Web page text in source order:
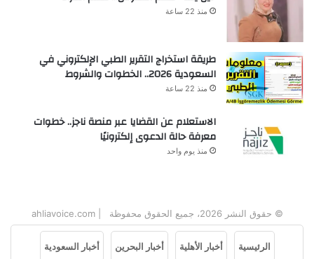
منذ 22 ساعة
طريقة استخراج التقرير الطبي الإلكتروني في
السعودية 2026.. الخطوات والشروط
منذ 22 ساعة
الاستعلام عن القضايا عبر منصة ناجز.. خطوات
معرفة حالة الدعوى إلكترونيًا
منذ يوم واحد
© حقوق النشر 2026، جميع الحقوق محفوظة | ahliavoice.com
الرئيسية أخبار الأهلية أخبار البحرين أخبار السعودية